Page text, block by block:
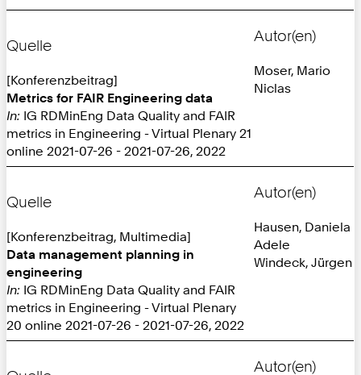
Quelle
[Konferenzbeitrag]
Metrics for FAIR Engineering data
In: IG RDMinEng Data Quality and FAIR
metrics in Engineering - Virtual Plenary 21
online 2021-07-26 - 2021-07-26, 2022
Autor(en)
Moser, Mario
Niclas
Quelle
[Konferenzbeitrag, Multimedia]
Data management planning in
engineering
In: IG RDMinEng Data Quality and FAIR
metrics in Engineering - Virtual Plenary
20 online 2021-07-26 - 2021-07-26, 2022
Autor(en)
Hausen, Daniela
Adele
Windeck, Jürgen
Autor(en)